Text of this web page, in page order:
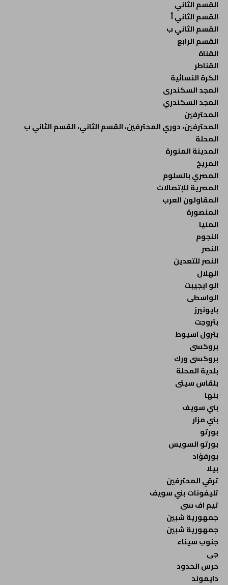
القسم الثاني
القسم الثاني أ
القسم الثاني ب
القسم الرابع
القناة
القناطر
الكرة النسائية
المجد السكندرى
المجد السكندري
المحترفين
المحترفين، دوري المحترفين، القسم الثاني، القسم الثاني ب
المحلة
المدينة المنورة
المريخ
المصري بالسلوم
المصرية للإتصالات
المقاولون العرب
المنصورة
المنيا
النجوم
النصر
النصر للتعدين
الهلال
الو ايجيبت
الواسطى
بايونيرز
بتروجت
بترول اسيوط
بروكسى
بروكسى ورك
بلدية المحلة
بلقاس سيتى
بنها
بني سويف
بني مزار
بورتو
بورتو السويس
بورفؤاد
بيلا
ترقي المحترفين
تليفونات بني سويف
تيم اف سى
جمهورية شبين
جمهورية شبين
جنوب سيناء
جى
حرس الحدود
دايموند